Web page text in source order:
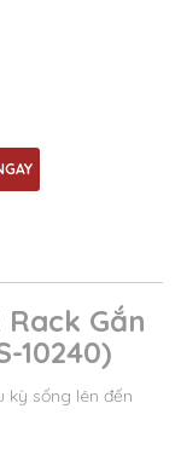
Rack Gắn
10240)
kỳ sống lên đến